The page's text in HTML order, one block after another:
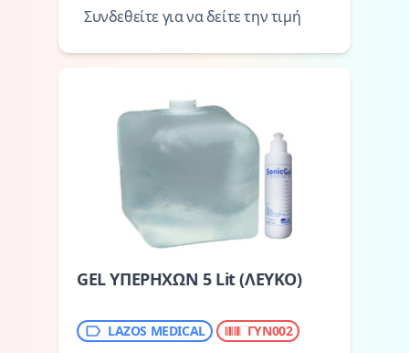
Συνδεθείτε για να δείτε την τιμή
GEL ΥΠΕΡΗΧΩΝ 5 Lit (ΛΕΥΚΟ)
LAZOS MEDICAL ΓΥΝ002